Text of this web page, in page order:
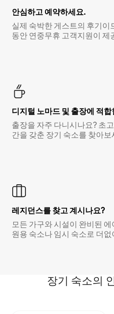
안심하고 예약하세요.
실제 숙박한 게스트의 후기이
동안 연중무휴 고객지원이 제
디지털 노마드 및 출장에 적합
출장을 자주 다니시나요? 초
간을 갖춘 장기 숙소를 찾아보
레지던스를 찾고 계시나요?
모든 가구와 시설이 완비된
원용 숙소나 임시 숙소로 더
장기 숙소의